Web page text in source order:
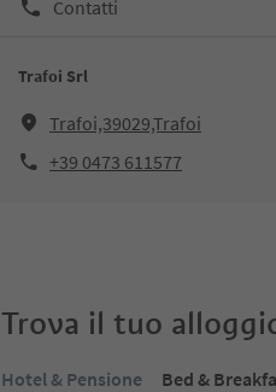
Contatti
Trafoi Srl
Trafoi,39029,Trafoi
+39 0473 611577
Trova il tuo
Hotel & Pensione Bed &